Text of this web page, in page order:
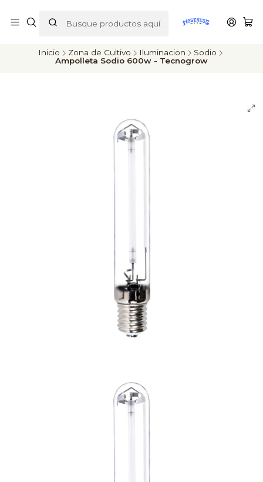
ENVÍOS A TODO CHILE
Inicio Zona de Cultivo Iluminacion
Sodio
Ampolleta Sodio 600w - Tecnogrow